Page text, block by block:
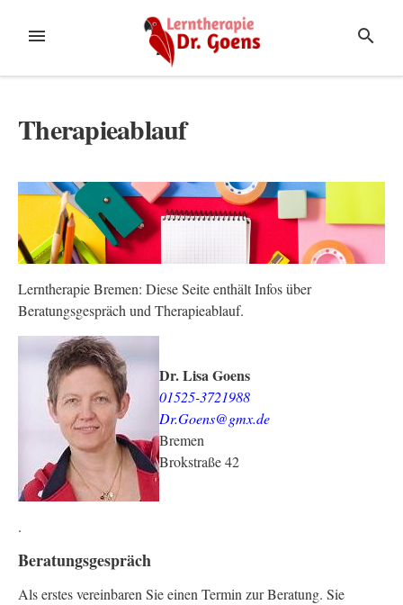
MENÜ SUCHE
Therapieablauf
Lerntherapie Bremen: Diese Seite enthält Infos über
Beratungsgespräch und Therapieablauf.
Dr. Lisa Goens
01525-3721988
Dr.Goens@gmx.de
Bremen
Brokstraße 42
.
Beratungsgespräch
Als erstes vereinbaren Sie einen Termin zur Beratung. Sie